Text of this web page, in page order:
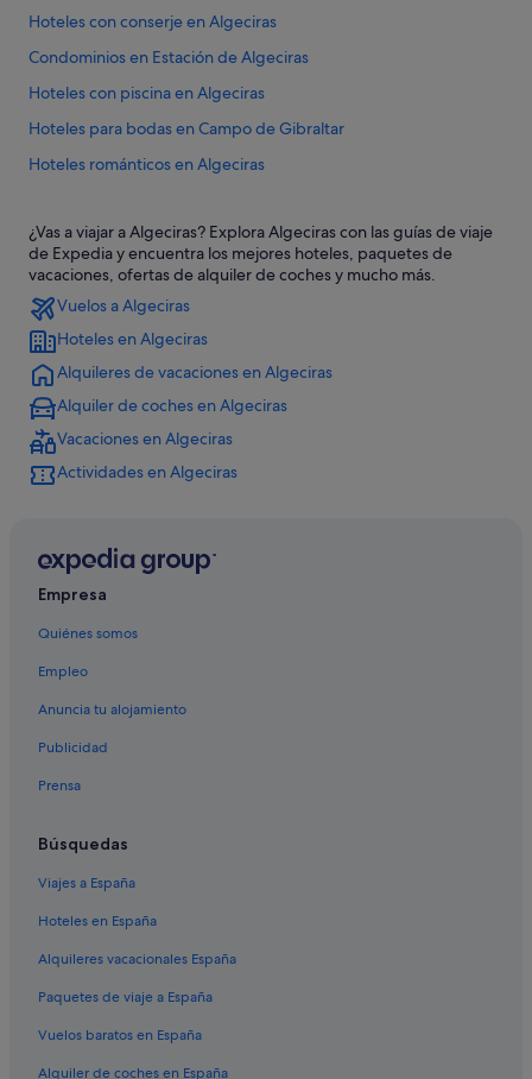
Hoteles con conserje en Algeciras
Condominios en Estación de Algeciras
Hoteles con piscina en Algeciras
Hoteles para bodas en Campo de Gibraltar
Hoteles románticos en Algeciras
Hoteles de lujo en Algeciras
Hoteles de 4 estrellas en Algeciras
Hoteles con wifi en Algeciras
Albergues en Algeciras
Hoteles de 3 estrellas en Algeciras
Alojamientos agroturísticos en Algeciras
Algeciras hoteles
Cabañas en Campo de Gibraltar
Hoteles baratos en Algeciras
Hoteles con spa en Campo de Gibraltar
Hoteles cerca de Estación de Algeciras
Hoteles para familias en Algeciras
Chalets en Algeciras
Apartoteles en Algeciras
Hoteles cerca de Helipuerto de Algeciras
¿Vas a viajar a Algeciras? Explora Algeciras con las guías de viaje
de Expedia y encuentra los mejores hoteles, paquetes de
vacaciones, ofertas de alquiler de coches y mucho más.
Vuelos a Algeciras
Hoteles en Algeciras
Alquileres de vacaciones en Algeciras
Alquiler de coches en Algeciras
Vacaciones en Algeciras
Actividades en Algeciras
Empresa
Quiénes somos
Empleo
Anuncia tu alojamiento
Publicidad
Prensa
Búsquedas
Viajes a España
Hoteles en España
Alquileres vacacionales España
Paquetes de viaje a España
Vuelos baratos en España
Alquiler de coches en España